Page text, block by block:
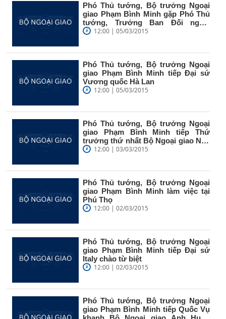
Phó Thủ tướng, Bộ trưởng Ngoại
giao Phạm Bình Minh gặp Phó Thủ
tướng, Trưởng Ban Đối ngoại
Trung...
12:00 | 05/03/2015
Phó Thủ tướng, Bộ trưởng Ngoại
giao Phạm Bình Minh tiếp Đại sứ
Vương quốc Hà Lan
12:00 | 05/03/2015
Phó Thủ tướng, Bộ trưởng Ngoại
giao Phạm Bình Minh tiếp Thứ
trưởng thứ nhất Bộ Ngoại giao Nga
V....12:00 | 03/03/2015
Phó Thủ tướng, Bộ trưởng Ngoại
giao Phạm Bình Minh làm việc tại
Phú Thọ
12:00 | 02/03/2015
Phó Thủ tướng, Bộ trưởng Ngoại
giao Phạm Bình Minh tiếp Đại sứ
Italy chào từ biệt
12:00 | 02/03/2015
Phó Thủ tướng, Bộ trưởng Ngoại
giao Phạm Bình Minh tiếp Quốc Vụ